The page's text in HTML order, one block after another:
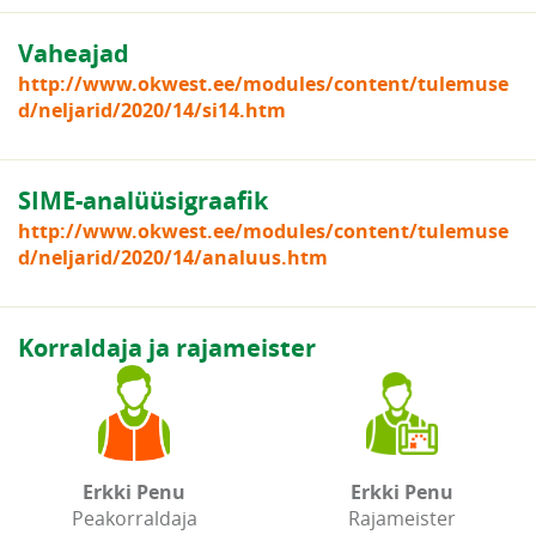
Vaheajad
http://www.okwest.ee/modules/content/tulemuse
d/neljarid/2020/14/si14.htm
SIME-analüüsigraafik
http://www.okwest.ee/modules/content/tulemuse
d/neljarid/2020/14/analuus.htm
Korraldaja ja rajameister
Erkki Penu
Peakorraldaja
Erkki Penu
Rajameister